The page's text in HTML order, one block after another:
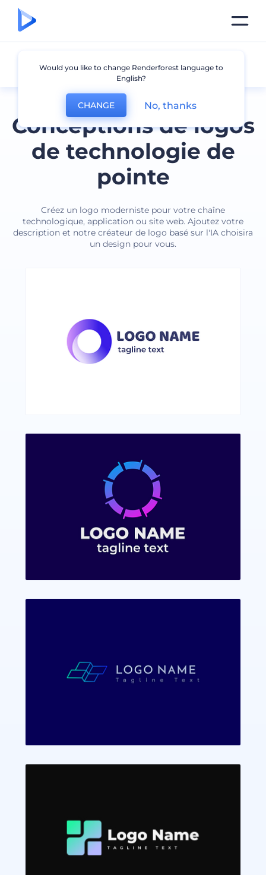
Conceptions de logos
de technologie de
pointe
Créez un logo moderniste pour votre chaîne
technologique, application ou site web. Ajoutez votre
description et notre créateur de logo basé sur l'IA choisira
un design pour vous.
Technologie
Would you like to change Renderforest language to
English?
CHANGE No, thanks